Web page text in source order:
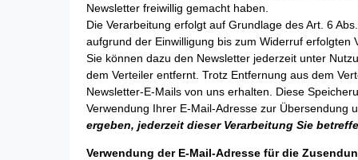
Newsletter freiwillig gemacht haben.
Die Verarbeitung erfolgt auf Grundlage des Art. 6
aufgrund der Einwilligung bis zum Widerruf erfolgten
Sie können dazu den Newsletter jederzeit unter
dem Verteiler entfernt. Trotz Entfernung aus dem
Newsletter-E-Mails von uns erhalten. Diese
Verwendung Ihrer E-Mail-Adresse zur Übersendung
ergeben, jederzeit dieser Verarbeitung Sie
Verwendung der E-Mail-Adresse für die